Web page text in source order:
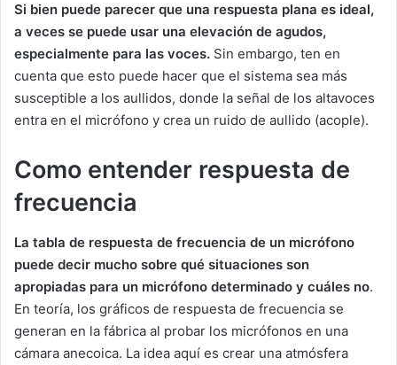
Si bien puede parecer que una respuesta plana es ideal,
a veces se puede usar una elevación de agudos,
especialmente para las voces. Sin embargo, ten en
cuenta que esto puede hacer que el sistema sea más
susceptible a los aullidos, donde la señal de los altavoces
entra en el micrófono y crea un ruido de aullido (acople).
Como entender respuesta de
frecuencia
La tabla de respuesta de frecuencia de un micrófono
puede decir mucho sobre qué situaciones son
apropiadas para un micrófono determinado y cuáles no.
En teoría, los gráficos de respuesta de frecuencia se
generan en la fábrica al probar los micrófonos en una
cámara anecoica. La idea aquí es crear una atmósfera